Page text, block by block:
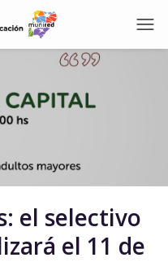
el selectivo
el 11 de